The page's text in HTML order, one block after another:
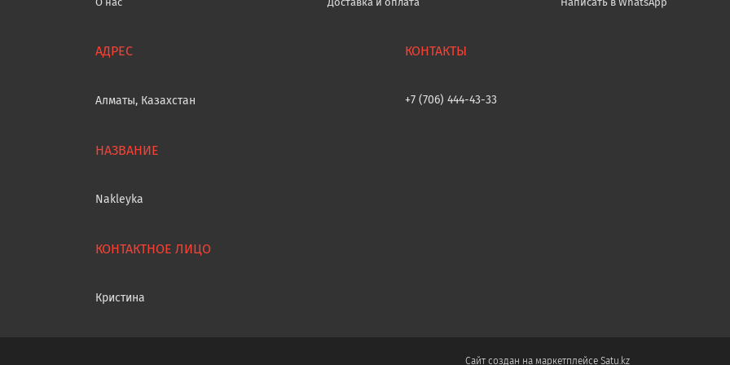
О нас Доставка и оплата Написать в WhatsApp
Алматы, Казахстан
Nakleyka
Кристина
+7 (706) 444-43-33
Сайт создан на маркетплейсеSatu.kz